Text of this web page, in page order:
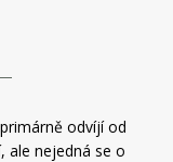
odvíjí od
ale nejedná se o